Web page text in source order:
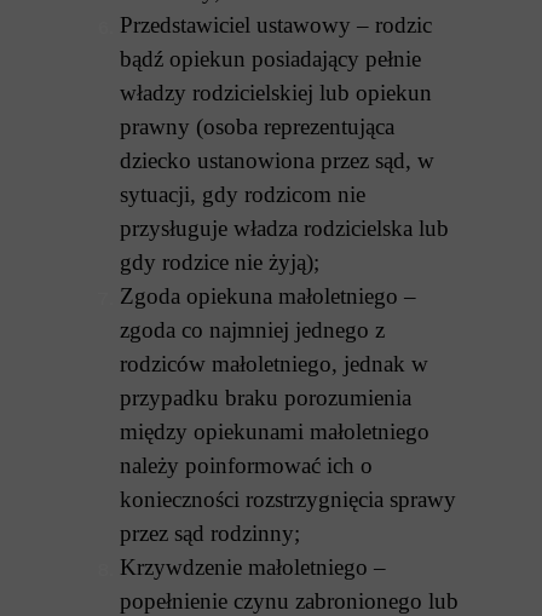
Przedstawiciel ustawowy – rodzic
bądź opiekun posiadający pełnie
władzy rodzicielskiej lub opiekun
prawny (osoba reprezentująca
dziecko ustanowiona przez sąd, w
sytuacji, gdy rodzicom nie
przysługuje władza rodzicielska lub
gdy rodzice nie żyją);
Zgoda opiekuna małoletniego –
zgoda co najmniej jednego z
rodziców małoletniego, jednak w
przypadku braku porozumienia
między opiekunami małoletniego
należy poinformować ich o
konieczności rozstrzygnięcia sprawy
przez sąd rodzinny;
Krzywdzenie małoletniego –
popełnienie czynu zabronionego lub